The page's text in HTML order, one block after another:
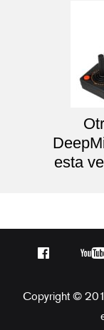
esta
Copyright ©